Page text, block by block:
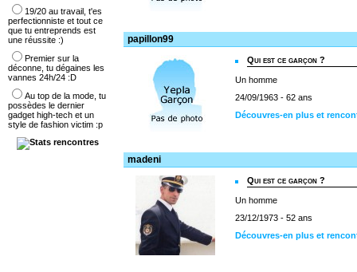
papillon99
Qui est ce garçon ?
Un homme
24/09/1963 - 62 ans
Découvres-en plus et
madeni
Qui est ce garçon ?
Un homme
23/12/1973 - 52 ans
Découvres-en plus et
19/20 au travail, t'es
perfectionniste et tout ce
que tu entreprends est
une réussite :)
Premier sur la
déconne, tu dégaines les
vannes 24h/24 :D
Au top de la mode, tu
possèdes le dernier
gadget high-tech et un
style de fashion victim :p